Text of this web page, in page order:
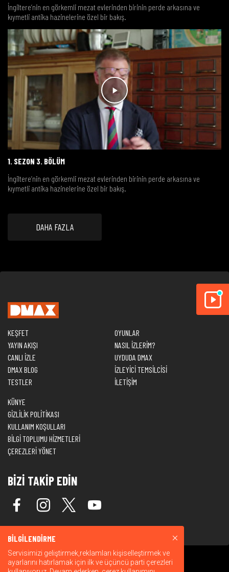
İngiltere’nin en görkemli mezat evlerinden birinin perde arkasına ve
kıymetli antika hazinelerine özel bir bakış.
1. SEZON 3. BÖLÜM
İngiltere’nin en görkemli mezat evlerinden birinin perde arkasına ve
kıymetli antika hazinelerine özel bir bakış.
DAHA FAZLA
KEŞFET
YAYIN AKIŞI
CANLI İZLE
DMAX BLOG
TESTLER
OYUNLAR
NASIL İZLERİM?
UYDUDA DMAX
İZLEYİCİ TEMSİLCİSİ
İLETİŞİM
KÜNYE
GİZLİLİK POLİTİKASI
KULLANIM KOŞULLARI
BİLGİ TOPLUMU HİZMETLERİ
ÇEREZLERİ YÖNET
BİZİ TAKİP EDİN
BİLGİLENDİRME
Servisimizi geliştirmek,reklamları kişiselleştirmek ve
ayarlarını hatırlamak için ilk ve üçüncü parti çerezleri